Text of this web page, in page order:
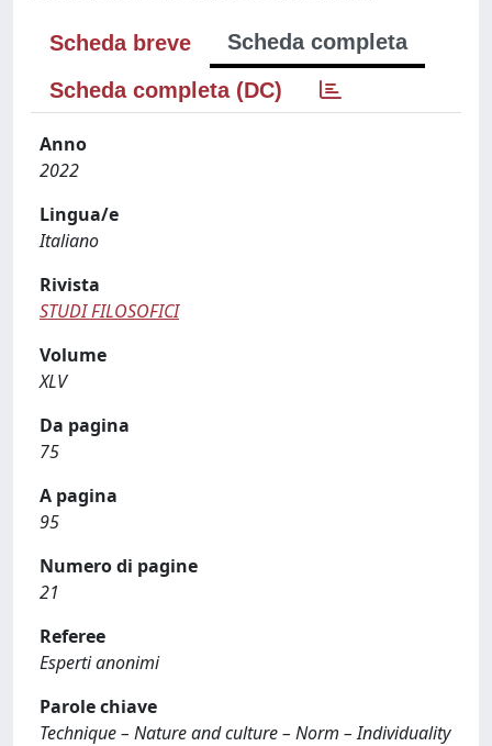
Scheda breve
Scheda completa
Scheda completa (DC)
Anno
2022
Lingua/e
Italiano
Rivista
STUDI FILOSOFICI
Volume
XLV
Da pagina
75
A pagina
95
Numero di pagine
21
Referee
Esperti anonimi
Parole chiave
Technique – Nature and culture – Norm – Individuality